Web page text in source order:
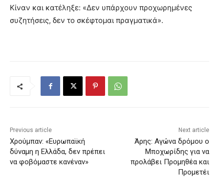
Κίναν και κατέληξε: «Δεν υπάρχουν προχωρημένες
συζητήσεις, δεν το σκέφτομαι πραγματικά».
Previous article
Χρούμπαν: «Ευρωπαϊκή
δύναμη η Ελλάδα, δεν πρέπει
να φοβόμαστε κανέναν»
Next article
Άρης: Αγώνα δρόμου ο
Μποχωρίδης για να
προλάβει Προμηθέα και
Προμετέι